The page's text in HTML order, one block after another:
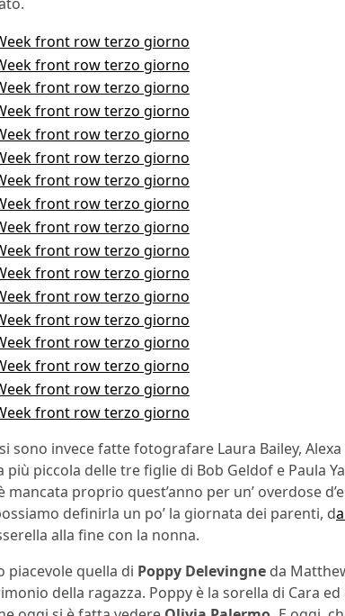
sono invece fatte fotografare Laura Bailey, Alexa
più piccola delle tre figlie di Bob Geldof e Paula
mancata proprio quest’anno per un’ overdose
definirla un po’ la giornata dei parenti, d
alla fine con la nonna.
piacevole quella di Poppy Delevingne da
della ragazza. Poppy è la sorella di Cara